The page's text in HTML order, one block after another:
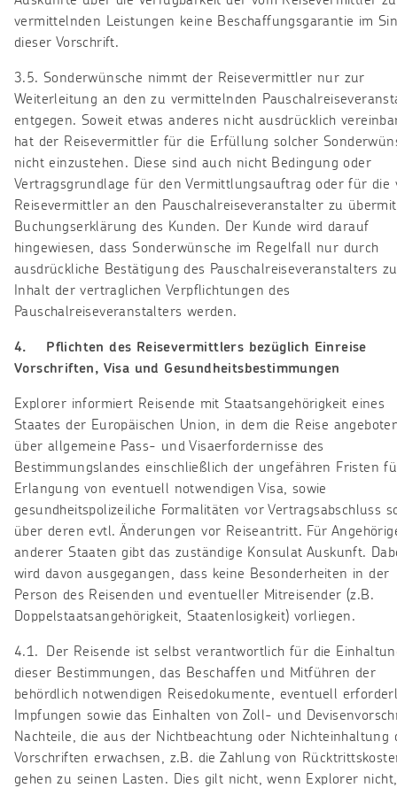
vermittelnden Leistungen keine Beschaffungsgarantie im
dieser Vorschrift.
3.5. Sonderwünsche nimmt der Reisevermittler nur zur
Weiterleitung an den zu vermittelnden
entgegen. Soweit etwas anderes nicht ausdrücklich
hat der Reisevermittler für die Erfüllung solcher
nicht einzustehen. Diese sind auch nicht Bedingung oder
Vertragsgrundlage für den Vermittlungsauftrag oder für die
Reisevermittler an den Pauschalreiseveranstalter zu
Buchungserklärung des Kunden. Der Kunde wird darauf
hingewiesen, dass Sonderwünsche im Regelfall nur durch
ausdrückliche Bestätigung des Pauschalreiseveranstalters
Inhalt der vertraglichen Verpflichtungen des
Pauschalreiseveranstalters werden.
4. Pflichten des Reisevermittlers bezüglich Einreise
Vorschriften, Visa und Gesundheitsbestimmungen
Explorer informiert Reisende mit Staatsangehörigkeit eines
Staates der Europäischen Union, in dem die Reise
über allgemeine Pass- und Visaerfordernisse des
Bestimmungslandes einschließlich der ungefähren Fristen
Erlangung von eventuell notwendigen Visa, sowie
gesundheitspolizeiliche Formalitäten vor Vertragsabschluss
über deren evtl. Änderungen vor Reiseantritt. Für
anderer Staaten gibt das zuständige Konsulat Auskunft.
wird davon ausgegangen, dass keine Besonderheiten in der
Person des Reisenden und eventueller Mitreisender (z.B.
Doppelstaatsangehörigkeit, Staatenlosigkeit) vorliegen.
4.1. Der Reisende ist selbst verantwortlich für die
dieser Bestimmungen, das Beschaffen und Mitführen der
behördlich notwendigen Reisedokumente, eventuell
Impfungen sowie das Einhalten von Zoll- und
Nachteile, die aus der Nichtbeachtung oder Nichteinhaltung
Vorschriften erwachsen, z.B. die Zahlung von
gehen zu seinen Lasten. Dies gilt nicht, wenn Explorer